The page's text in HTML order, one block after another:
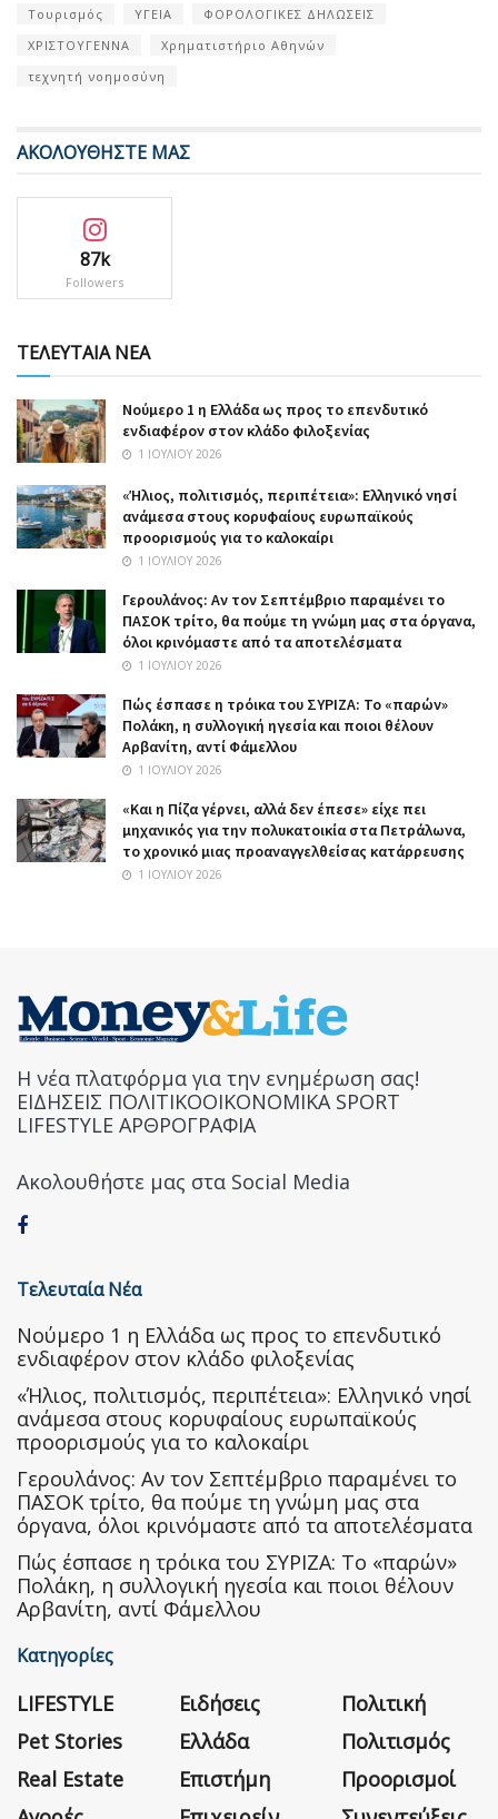
Τουρισμός
ΥΓΕΙΑ
ΦΟΡΟΛΟΓΙΚΕΣ ΔΗΛΩΣΕΙΣ
ΧΡΙΣΤΟΥΓΕΝΝΑ
Χρηματιστήριο Αθηνών
τεχνητή νοημοσύνη
ΑΚΟΛΟΥΘΗΣΤΕ ΜΑΣ
87k
Followers
ΤΕΛΕΥΤΑΙΑ ΝΕΑ
Nούμερο 1 η Ελλάδα ως προς το επενδυτικό
ενδιαφέρον στον κλάδο φιλοξενίας
1 ΙΟΥΛΊΟΥ 2026
«Ήλιος, πολιτισμός, περιπέτεια»: Ελληνικό νησί
ανάμεσα στους κορυφαίους ευρωπαϊκούς
προορισμούς για το καλοκαίρι
1 ΙΟΥΛΊΟΥ 2026
Γερουλάνος: Αν τον Σεπτέμβριο παραμένει το
ΠΑΣΟΚ τρίτο, θα πούμε τη γνώμη μας στα όργανα,
όλοι κρινόμαστε από τα αποτελέσματα
1 ΙΟΥΛΊΟΥ 2026
Πώς έσπασε η τρόικα του ΣΥΡΙΖΑ: Το «παρών»
Πολάκη, η συλλογική ηγεσία και ποιοι θέλουν
Αρβανίτη, αντί Φάμελλου
1 ΙΟΥΛΊΟΥ 2026
«Και η Πίζα γέρνει, αλλά δεν έπεσε» είχε πει
μηχανικός για την πολυκατοικία στα Πετράλωνα,
το χρονικό μιας προαναγγελθείσας κατάρρευσης
1 ΙΟΥΛΊΟΥ 2026
Η νέα πλατφόρμα για την ενημέρωση σας!
ΕΙΔΗΣΕΙΣ ΠΟΛΙΤΙΚΟΟΙΚΟΝΟΜΙΚΑ SPORT
LIFESTYLE ΑΡΘΡΟΓΡΑΦΙΑ
Ακολουθήστε μας στα Social Media
Τελευταία Νέα
Nούμερο 1 η Ελλάδα ως προς το επενδυτικό
ενδιαφέρον στον κλάδο φιλοξενίας
«Ήλιος, πολιτισμός, περιπέτεια»: Ελληνικό νησί
ανάμεσα στους κορυφαίους ευρωπαϊκούς
προορισμούς για το καλοκαίρι
Γερουλάνος: Αν τον Σεπτέμβριο παραμένει το
ΠΑΣΟΚ τρίτο, θα πούμε τη γνώμη μας στα
όργανα, όλοι κρινόμαστε από τα αποτελέσματα
Πώς έσπασε η τρόικα του ΣΥΡΙΖΑ: Το «παρών»
Πολάκη, η συλλογική ηγεσία και ποιοι θέλουν
Αρβανίτη, αντί Φάμελλου
Κατηγορίες
LIFESTYLE
Pet Stories
Real Estate
Ειδήσεις
Ελλάδα
Επιστήμη
Πολιτική
Πολιτισμός
Προορισμοί